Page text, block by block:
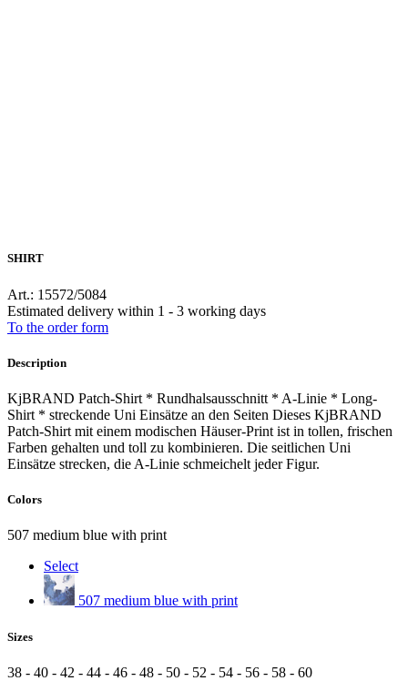
SHIRT
Art.: 15572/5084
Estimated delivery within 1 - 3 working days
To the order form
Description
KjBRAND Patch-Shirt * Rundhalsausschnitt * A-Linie * Long-
Shirt * streckende Uni Einsätze an den Seiten Dieses KjBRAND
Patch-Shirt mit einem modischen Häuser-Print ist in tollen, frischen
Farben gehalten und toll zu kombinieren. Die seitlichen Uni
Einsätze strecken, die A-Linie schmeichelt jeder Figur.
Colors
507 medium blue with print
Select
507 medium blue with print
Sizes
38 - 40 - 42 - 44 - 46 - 48 - 50 - 52 - 54 - 56 - 58 - 60